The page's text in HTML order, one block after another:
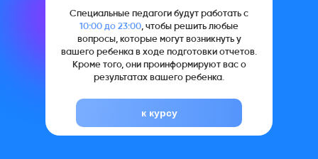
Специальные педагоги будут работать с
10:00 до 23:00, чтобы решить любые
вопросы, которые могут возникнуть у
вашего ребенка в ходе подготовки отчетов.
Кроме того, они проинформируют вас о
результатах вашего ребенка.
к курсу